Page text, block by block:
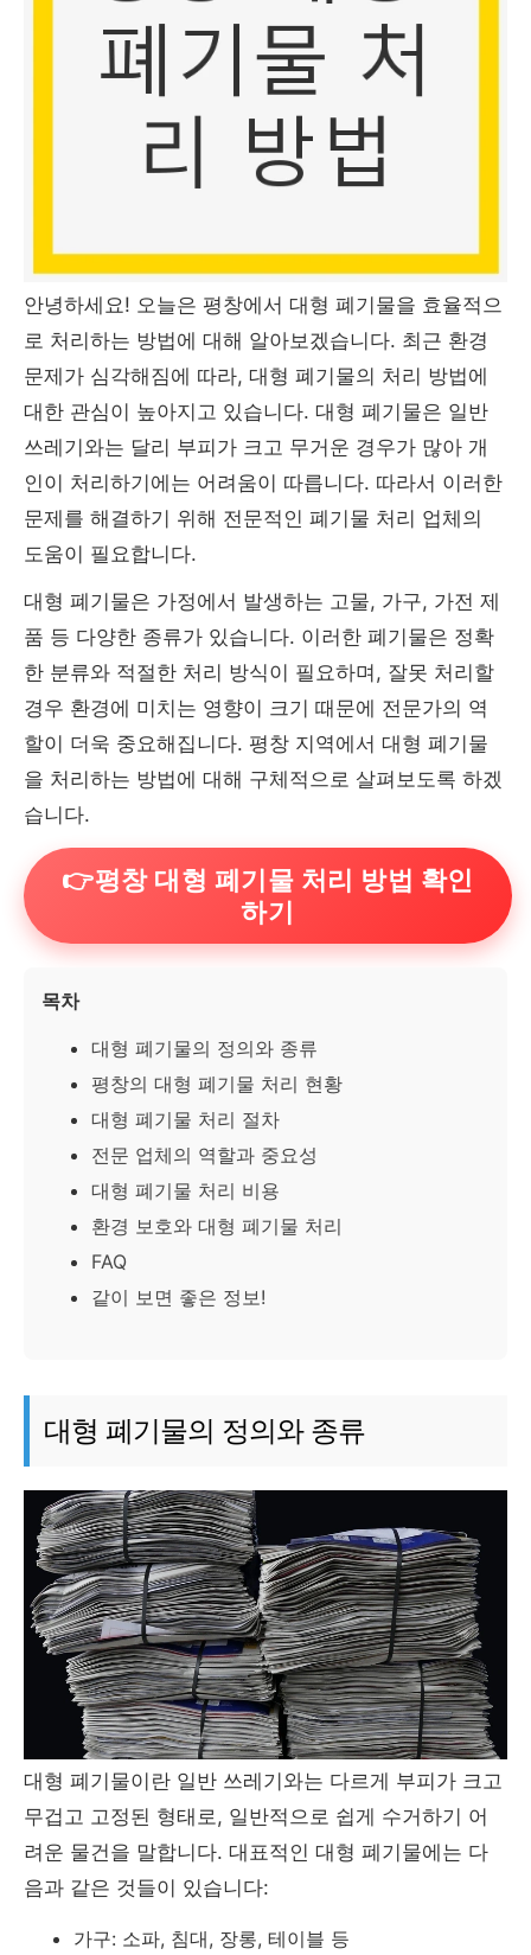
안녕하세요! 오늘은 평창에서 대형 폐기물을 효율적으
로 처리하는 방법에 대해 알아보겠습니다. 최근 환경
문제가 심각해짐에 따라, 대형 폐기물의 처리 방법에
대한 관심이 높아지고 있습니다. 대형 폐기물은 일반
쓰레기와는 달리 부피가 크고 무거운 경우가 많아 개
인이 처리하기에는 어려움이 따릅니다. 따라서 이러한
문제를 해결하기 위해 전문적인 폐기물 처리 업체의
도움이 필요합니다.
대형 폐기물은 가정에서 발생하는 고물, 가구, 가전 제
품 등 다양한 종류가 있습니다. 이러한 폐기물은 정확
한 분류와 적절한 처리 방식이 필요하며, 잘못 처리할
경우 환경에 미치는 영향이 크기 때문에 전문가의 역
할이 더욱 중요해집니다. 평창 지역에서 대형 폐기물
을 처리하는 방법에 대해 구체적으로 살펴보도록 하겠
습니다.
👉평창 대형 폐기물 처리 방법 확인
하기
목차
대형 폐기물의 정의와 종류
평창의 대형 폐기물 처리 현황
대형 폐기물 처리 절차
전문 업체의 역할과 중요성
대형 폐기물 처리 비용
환경 보호와 대형 폐기물 처리
FAQ
같이 보면 좋은 정보!
대형 폐기물의 정의와 종류
대형 폐기물이란 일반 쓰레기와는 다르게 부피가 크고
무겁고 고정된 형태로, 일반적으로 쉽게 수거하기 어
려운 물건을 말합니다. 대표적인 대형 폐기물에는 다
음과 같은 것들이 있습니다:
가구: 소파, 침대, 장롱, 테이블 등